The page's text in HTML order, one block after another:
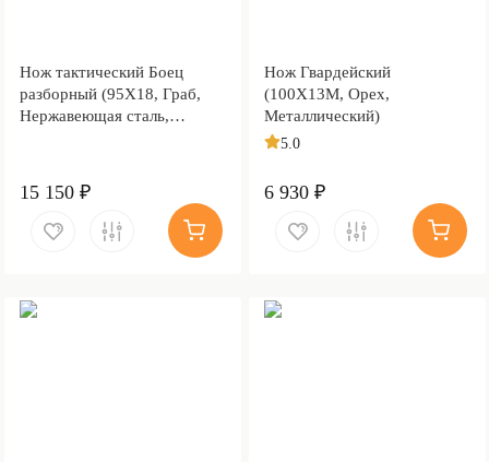
Нож тактический Боец
разборный (95Х18, Граб,
Нержавеющая сталь,
15 150 ₽
Нож Гвардейский
(100Х13М, Орех,
Металлический)
5.0
6 930 ₽